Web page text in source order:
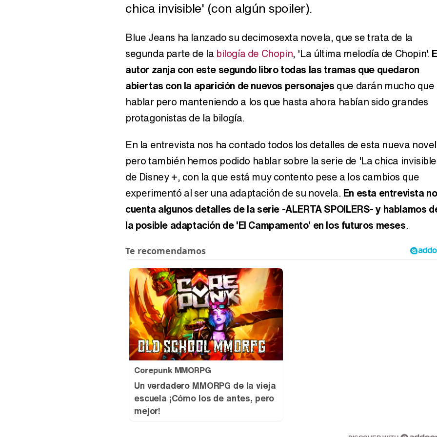
chica invisible' (con algún spoiler).
Blue Jeans ha lanzado su decimosexta novela, que se trata de la
segunda parte de la bilogía de Chopin, 'La última melodía de Chopin'.
autor zanja con este segundo libro todas las tramas que quedaron
abiertas con la aparición de nuevos personajes que darán mucho que
hablar pero manteniendo a los que hasta ahora habían sido grandes
protagonistas de la bilogía.
En la entrevista nos ha contado todos los detalles de esta nueva
pero también hemos podido hablar sobre la serie de 'La chica
de Disney +, con la que está muy contento pese a los cambios que
experimentó al ser una adaptación de su novela. En esta entrevista
cuenta algunos detalles de la serie -ALERTA SPOILERS- y hablamos
la posible adaptación de 'El Campamento' en los futuros meses.
Corepunk MMORPG
Un verdadero MMORPG de la vieja
escuela ¡Cómo los de antes, pero
mejor!